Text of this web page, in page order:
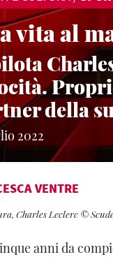
vita al
della
2022
VENTRE
Charles Leclerc ©
anni da